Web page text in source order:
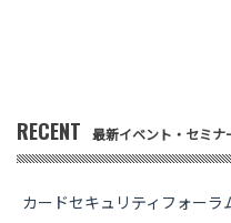
RECENT 最新イベント・セミナ
カードセキュリティフォー